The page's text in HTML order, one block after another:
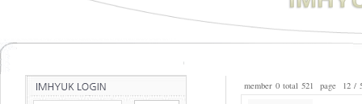
member 0 total 521 page 12 /